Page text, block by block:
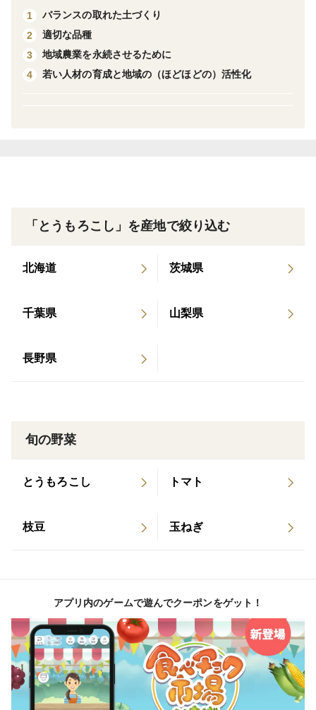
今年は３月１０日ごろから種まきをして、６月後半ごろ
から７月前半まで収穫をします。ほんの２～３週間だけ
の短い期間だけの販売ですが、実はとうもろこしはブ
ロッコリーやアレッタをおさえてダントツの一番人
日は、収穫開始日によってずれる事があります。
※本数はあくまでも目安です。育成具合・品種により記
べて穂をカットしております。
可能な限り対応させていただきます。
インスタグラムやホームページあります☆
1
バランスの取れた土づくり
2
適切な品種
3
地域農業を永続させるために
4
若い人材の育成と地域の（ほどほどの）活性化
「とうもろこし」を産地で絞り込む
北海道 茨城県
千葉県 山梨県
長野県
旬の野菜
とうもろこし トマト
枝豆 玉ねぎ
アプリ内のゲームで遊んでクーポンをゲット！